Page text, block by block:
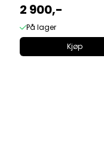
2 900,-
På lager
Kjøp